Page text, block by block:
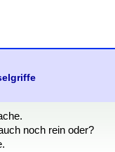
noch rein oder?